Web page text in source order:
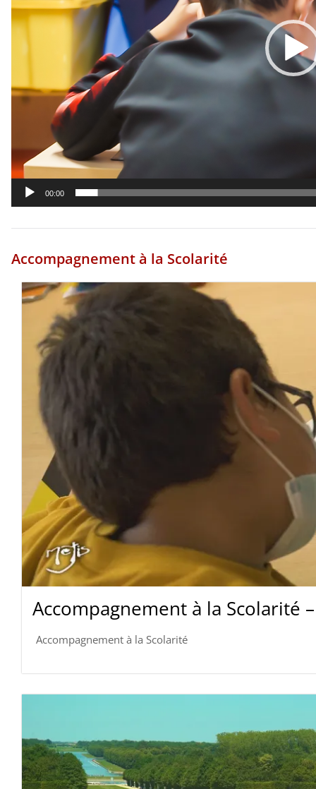
00:00
Accompagnement à la Scolarité
Accompagnement à la Scolarité
Accompagnement à la Scolarité